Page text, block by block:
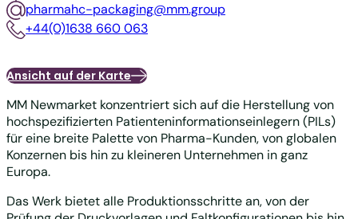
pharmahc-packaging@mm.group
+44(0)1638 660 063
Ansicht auf der Karte
MM Newmarket konzentriert sich auf die Herstellung von
hochspezifizierten Patienteninformationseinlegern (PILs)
für eine breite Palette von Pharma-Kunden, von globalen
Konzernen bis hin zu kleineren Unternehmen in ganz
Europa.
Das Werk bietet alle Produktionsschritte an, von der